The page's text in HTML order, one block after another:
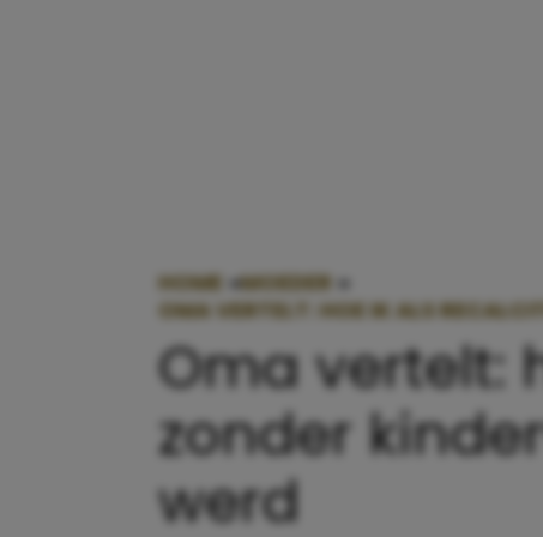
HOME »MOEDER »
OMA VERTELT: HOE IK ALS
Oma vertelt:
zonder
werd